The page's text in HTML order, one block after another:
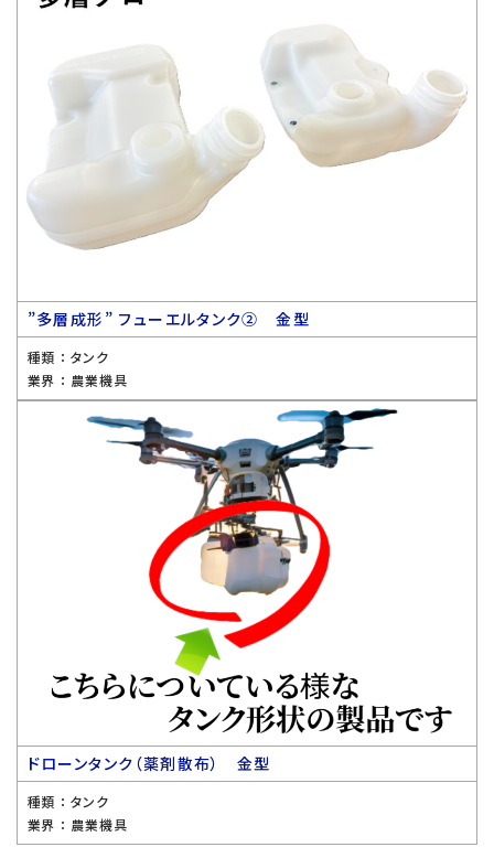
”多層成形” フューエルタンク② 金型
種類 ： タンク
業界 ： 農業機具
ドローンタンク（薬剤散布） 金型
種類 ： タンク
業界 ： 農業機具